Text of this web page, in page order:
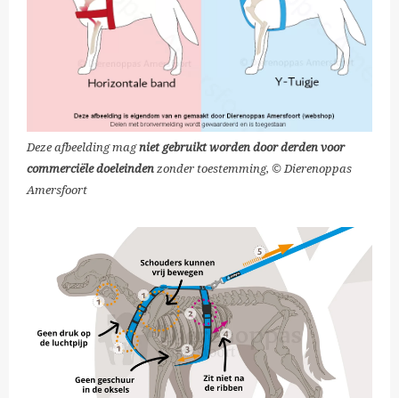
Deze afbeelding magniet gebruikt worden door derden voor
commerciële doeleinden zonder toestemming, © Dierenoppas
Amersfoort